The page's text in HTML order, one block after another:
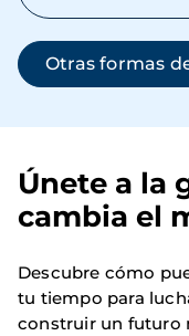
Otras formas
Únete a la
cambia el
Descubre cómo
tu tiempo para
construir un futuro